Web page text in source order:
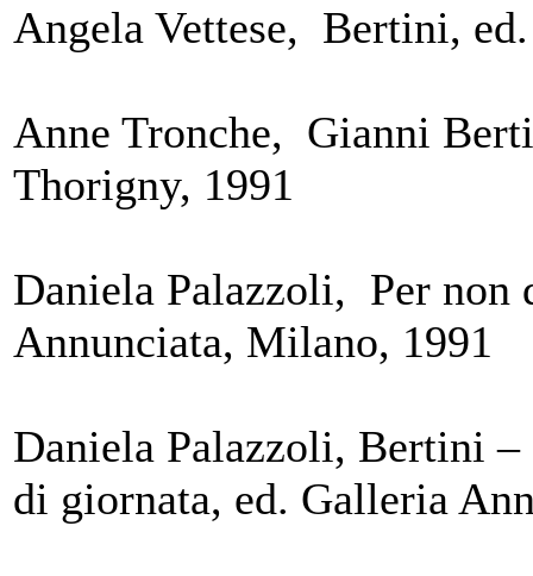
Angela Vettese, Bertini,
Anne Tronche, Gianni
Thorigny, 1991
Daniela Palazzoli, Per non
Annunciata, Milano, 1991
Daniela Palazzoli, Bertini
di giornata, ed. Galleria